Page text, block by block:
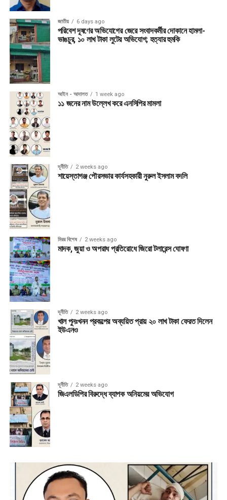
জাতীয় 6 days ago
পরিবেশ দূষণের অভিযোগের জেরে সংবাদকর্মীর দোকানে হামলা-
ভাঙচুর, ১০ লাখ টাকা লুটের অভিযোগ; হত্যার হুমকি
আইন - আদালত 1 week ago
১১ জনের নাম উল্লেখ করে এনসিপির মামলা
দূর্নীতি 2 weeks ago
শায়েস্তাগঞ্জ পৌরসভার কার্যসহকারী নুরুল ইসলাম বদলি
মিরর বিশেষ 2 weeks ago
মাদক, জুয়া ও অপরাধ প্রতিরোধে জিরো টলারেন্স ঘোষণা
দূর্নীতি 2 weeks ago
খাল পুনঃখনন প্রকল্পের অব্যয়িত প্রায় ২০ লাখ টাকা ফেরত দিলেন
ইউএনও
দূর্নীতি 2 weeks ago
জিএলডিপির বিরুদ্ধে ব্যাপক অনিয়মের অভিযোগ